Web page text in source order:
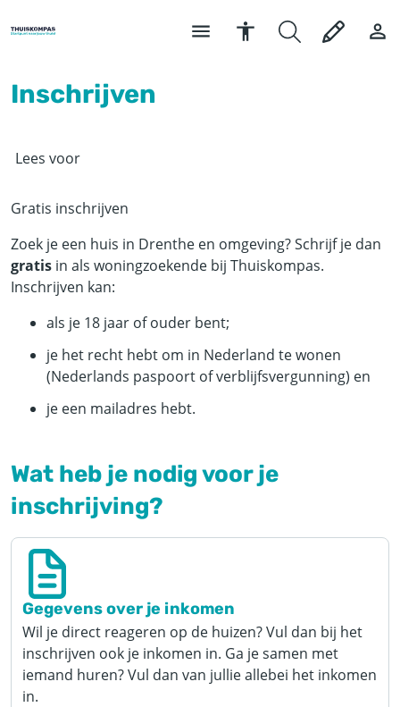
Inschrijven
Lees voor
Gratis inschrijven
Zoek je een huis in Drenthe en omgeving? Schrijf je dan
gratis in als woningzoekende bij Thuiskompas.
Inschrijven kan:
als je 18 jaar of ouder bent;
je het recht hebt om in Nederland te wonen
(Nederlands paspoort of verblijfsvergunning) en
je een mailadres hebt.
Wat heb je nodig voor je
inschrijving?
Gegevens over je inkomen
Wil je direct reageren op de huizen? Vul dan bij het
inschrijven ook je inkomen in. Ga je samen met
iemand huren? Vul dan van jullie allebei het inkomen
in.